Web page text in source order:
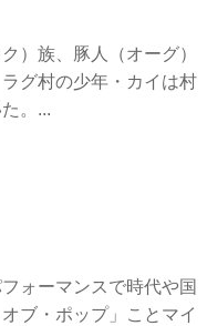
）族、豚人（オーグ）
グ村の少年・カイは村
。...
ォーマンスで時代や国
ブ・ポップ」ことマイ